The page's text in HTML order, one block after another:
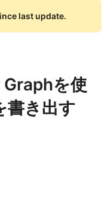
last update.
を使
書き出す